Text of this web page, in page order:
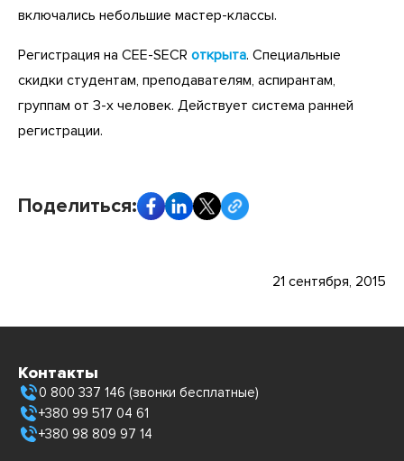
включались небольшие мастер-классы.
Регистрация на CEE-SECR открыта. Специальные
скидки студентам, преподавателям, аспирантам,
группам от 3-х человек. Действует система ранней
регистрации.
Поделиться:
21 сентября, 2015
Контакты
0 800 337 146 (звонки бесплатные)
+380 99 517 04 61
+380 98 809 97 14